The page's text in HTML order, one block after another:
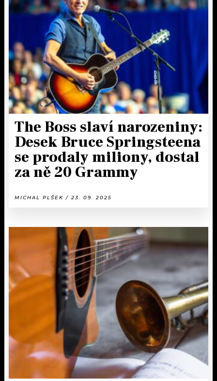
The Boss slaví narozeniny:
Desek Bruce Springsteena
se prodaly miliony, dostal
za ně 20 Grammy
MICHAL PLŠEK / 23. 09. 2025